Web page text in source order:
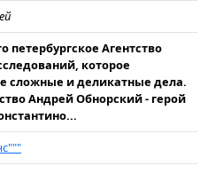
петербургское Агентство
которое
сложные и деликатные дела.
Андрей Обнорский - герой